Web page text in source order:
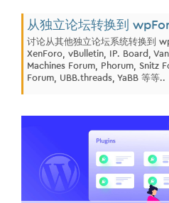
从独立论坛转换到
讨论从其他独立论坛系统转换到
XenForo, vBulletin, IP. Board,
Machines Forum, Phorum, Snitz
Forum, UBB.threads, YaBB 等等..